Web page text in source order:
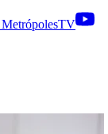
MetrópolesTV